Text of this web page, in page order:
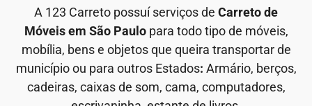
A 123 Carreto possuí serviços de Carreto de
Móveis em São Paulopara todo tipo de móveis,
mobília, bens e objetos que queira transportar de
município ou para outros Estados: Armário, berços,
cadeiras, caixas de som, cama, computadores,